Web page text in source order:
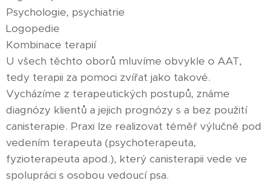
Psychologie, psychiatrie
Logopedie
Kombinace terapií
U všech těchto oborů mluvíme obvykle o AAT,
tedy terapii za pomoci zvířat jako takové.
Vycházíme z terapeutických postupů, známe
diagnózy klientů a jejich prognózy s a bez použití
canisterapie. Praxi lze realizovat téměř výlučně pod
vedením terapeuta (psychoterapeuta,
fyzioterapeuta apod.), který canisterapii vede ve
spolupráci s osobou vedoucí psa.